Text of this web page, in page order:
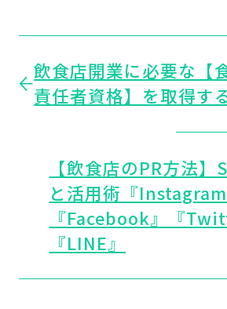
飲食店開業に必要な【
責任者資格】を取得す
【飲食店のPR方法】
と活用術『Instagram
『Facebook』『
『LINE』